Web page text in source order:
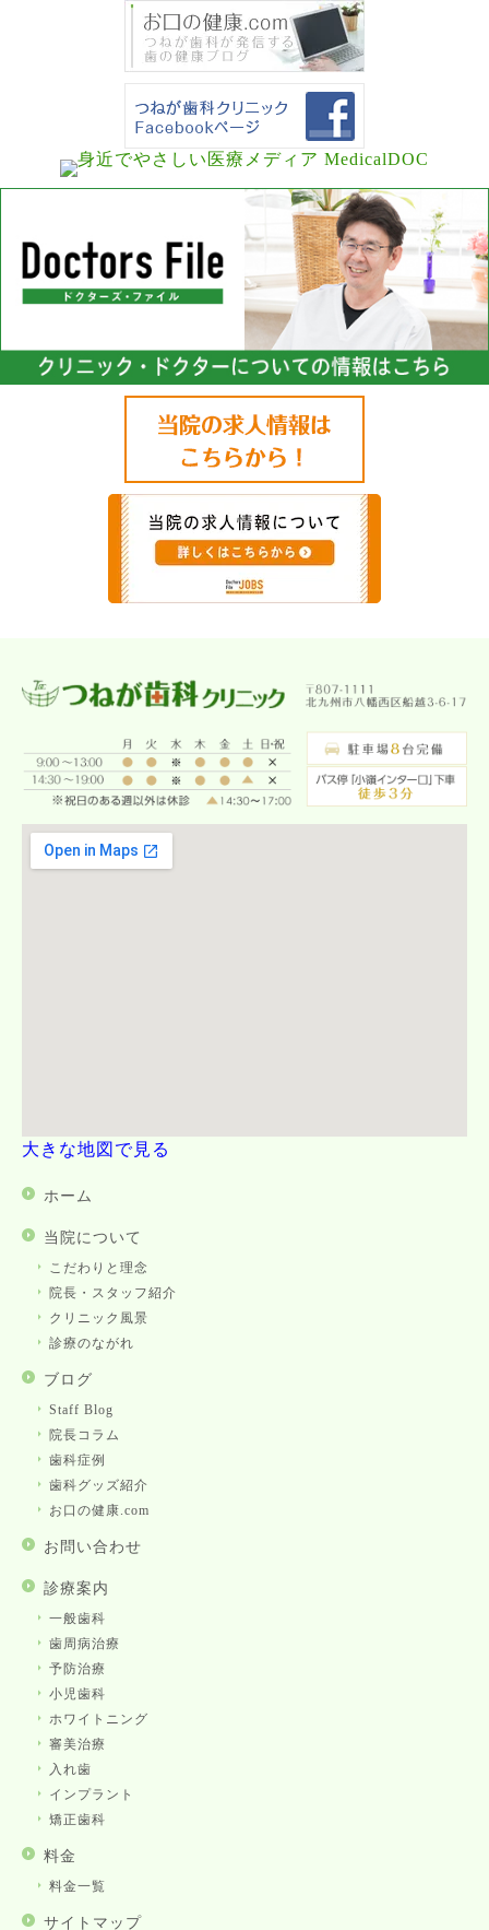
大きな地図で見る
ホーム
当院について
こだわりと理念
院長・スタッフ紹介
クリニック風景
診療のながれ
ブログ
Staff Blog
院長コラム
歯科症例
歯科グッズ紹介
お口の健康.com
お問い合わせ
診療案内
一般歯科
歯周病治療
予防治療
小児歯科
ホワイトニング
審美治療
入れ歯
インプラント
矯正歯科
料金
料金一覧
サイトマップ